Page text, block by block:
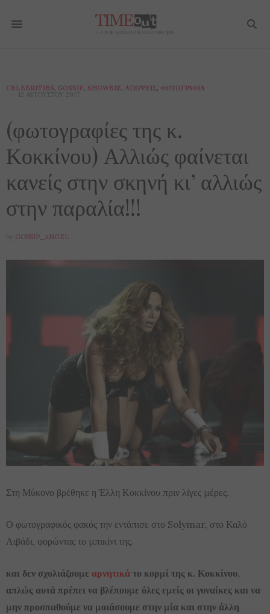
CELEBRITIES, GOSSIP, SHOWBIZ, ΑΠΌΨΕΙΣ, ΦΩΤΟΓΡΑΦΊΑ
12 ΑΥΓΟΎΣΤΟΥ 2017
(φωτογραφίες της κ.
Κοκκίνου) Αλλιώς φαίνεται
κανείς στην σκηνή κι’ αλλιώς
στην παραλία!!!
by GOSSIP_ANGEL
Στη Μύκονο βρέθηκε η Έλλη Κοκκίνου πριν λίγες μέρες.
Ο φωτογραφικός φακός την εντόπισε στο Solymar, στο Καλό
Λιβάδι, φορώντας το μπικίνι της.
και δεν σχολιάζουμε αρνητικά το κορμί της κ. Κοκκίνου,
απλώς αυτά πρέπει να βλέπουμε όλες εμείς οι γυναίκες και να
μην προσπαθούμε να μοιάσουμε στην μία και στην άλλη